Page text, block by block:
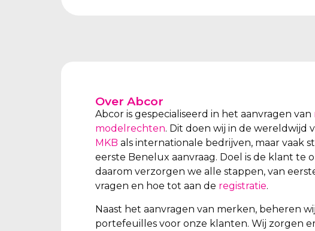
Over Abcor
Abcor is gespecialiseerd in het aanvragen van
modelrechten. Dit doen wij in de wereldwijd
MKB als internationale bedrijven, maar vaak
eerste Benelux aanvraag. Doel is de klant te
daarom verzorgen we alle stappen, van
vragen en hoe tot aan de registratie.
Naast het aanvragen van merken, beheren
portefeuilles voor onze klanten. Wij zorgen